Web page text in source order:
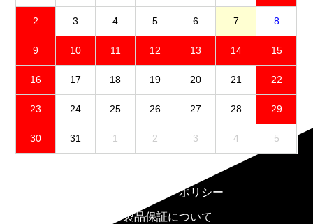
2 3 4 5 6 7 8
9 10 11 12 13 14 15
16 17 18 19 20 21 22
23 24 25 26 27 28 29
30 31 1 2 3 4 5
プライバシーポリシー
製品保証について